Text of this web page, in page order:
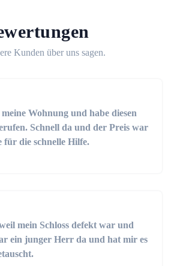
Kunden über uns sagen.
Wohnung und habe diesen
Schnell da und der Preis war
für die schnelle Hilfe.
mein Schloss defekt war und
ein junger Herr da und hat mir es